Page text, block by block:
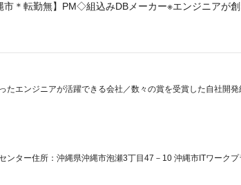
市＊転勤無】PM◇組込みDBメーカー※エンジニアが
たエンジニアが活躍できる会社／数々の賞を受賞した自社開
ンター住所：沖縄県沖縄市泡瀬3丁目47－10 沖縄市ITワークプ